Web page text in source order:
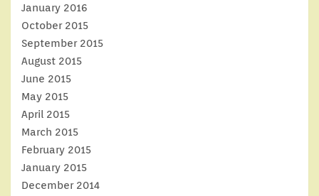
January 2016
October 2015
September 2015
August 2015
June 2015
May 2015
April 2015
March 2015
February 2015
January 2015
December 2014